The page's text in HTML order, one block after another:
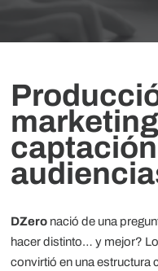
DZero nació de una
hacer distinto… y mejor?
convirtió en una estructura